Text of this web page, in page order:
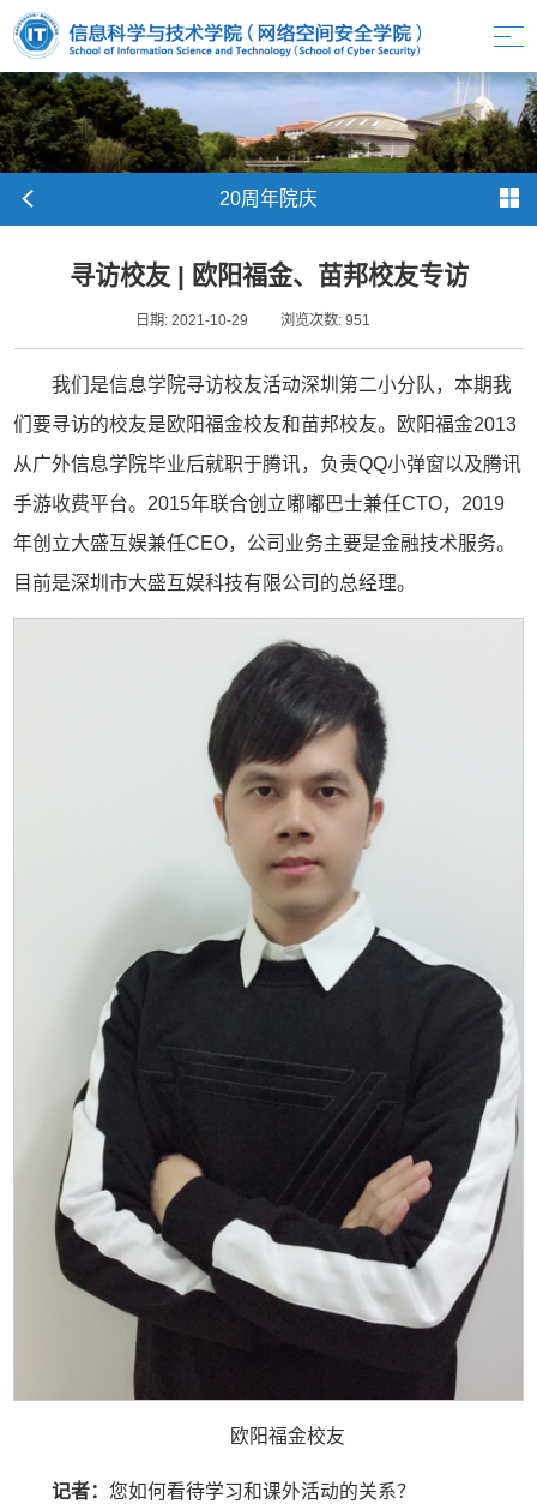
20周年院庆
寻访校友 | 欧阳福金、苗邦校友专访
日期: 2021-10-29 浏览次数: 951
我们是信息学院寻访校友活动深圳第二小分队，本期我
们要寻访的校友是欧阳福金校友和苗邦校友。欧阳福金2013
从广外信息学院毕业后就职于腾讯，负责QQ小弹窗以及腾讯
手游收费平台。2015年联合创立嘟嘟巴士兼任CTO，2019
年创立大盛互娱兼任CEO，公司业务主要是金融技术服务。
目前是深圳市大盛互娱科技有限公司的总经理。
欧阳福金校友
记者： 您如何看待学习和课外活动的关系？